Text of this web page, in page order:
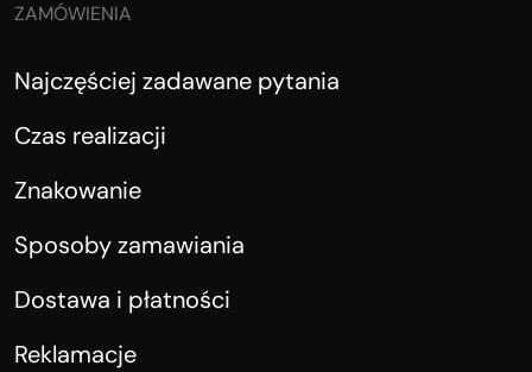
ZAMÓWIENIA
Najczęściej zadawane pytania
Czas realizacji
Znakowanie
Sposoby zamawiania
Dostawa i płatności
Reklamacje